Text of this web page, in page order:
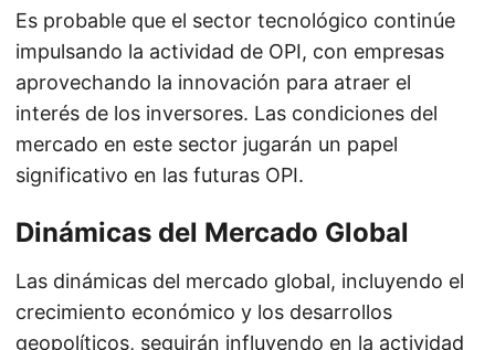
Es probable que el sector tecnológico continúe
impulsando la actividad de OPI, con empresas
aprovechando la innovación para atraer el
interés de los inversores. Las condiciones del
mercado en este sector jugarán un papel
significativo en las futuras OPI.
Dinámicas del Mercado Global
Las dinámicas del mercado global, incluyendo el
crecimiento económico y los desarrollos
geopolíticos, seguirán influyendo en la actividad